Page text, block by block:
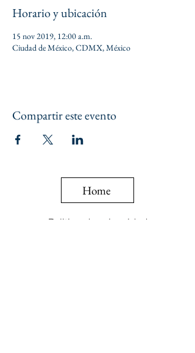
Horario y ubicación
15 nov 2019, 12:00 a.m.
Ciudad de México, CDMX, México
Compartir este evento
Home
Politica de privacidad